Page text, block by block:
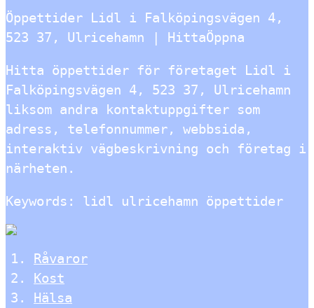
Öppettider Lidl i Falköpingsvägen 4,
523 37, Ulricehamn | HittaÖppna
Hitta öppettider för företaget Lidl i
Falköpingsvägen 4, 523 37, Ulricehamn
liksom andra kontaktuppgifter som
adress, telefonnummer, webbsida,
interaktiv vägbeskrivning och företag i
närheten.
Keywords: lidl ulricehamn öppettider
Råvaror
Kost
Hälsa